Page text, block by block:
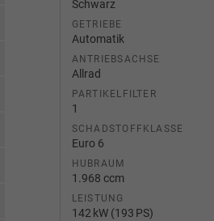
Schwarz
GETRIEBE
Automatik
ANTRIEBSACHSE
Allrad
PARTIKELFILTER
1
SCHADSTOFFKLASSE
Euro 6
HUBRAUM
1.968 ccm
LEISTUNG
142 kW (193 PS)